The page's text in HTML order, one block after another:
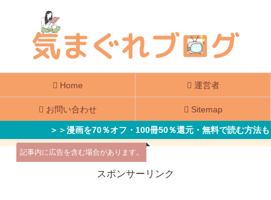
Home 運営者
お問い合わせ Sitemap
＞＞漫画を70％オフ・100冊50％還元・無料で読む方法も
記事内に広告を含む場合があります。
スポンサーリンク